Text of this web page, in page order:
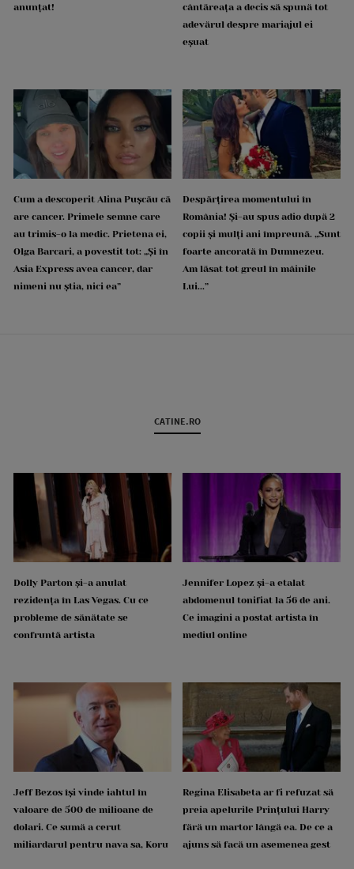
anunțat!
cântăreața a decis să spună tot
adevărul despre mariajul ei
eșuat
Cum a descoperit Alina Pușcău că
are cancer. Primele semne care
au trimis-o la medic. Prietena ei,
Olga Barcari, a povestit tot: „Și în
Asia Express avea cancer, dar
nimeni nu știa, nici ea”
Despărțirea momentului în
România! Și-au spus adio după 2
copii și mulți ani împreună. „Sunt
foarte ancorată în Dumnezeu.
Am lăsat tot greul în mâinile
Lui...”
CATINE.RO
Dolly Parton și-a anulat
rezidența în Las Vegas. Cu ce
probleme de sănătate se
confruntă artista
Jennifer Lopez și-a etalat
abdomenul tonifiat la 56 de ani.
Ce imagini a postat artista în
mediul online
Jeff Bezos își vinde iahtul în
valoare de 500 de milioane de
dolari. Ce sumă a cerut
miliardarul pentru nava sa, Koru
Regina Elisabeta ar fi refuzat să
preia apelurile Prințului Harry
fără un martor lângă ea. De ce a
ajuns să facă un asemenea gest